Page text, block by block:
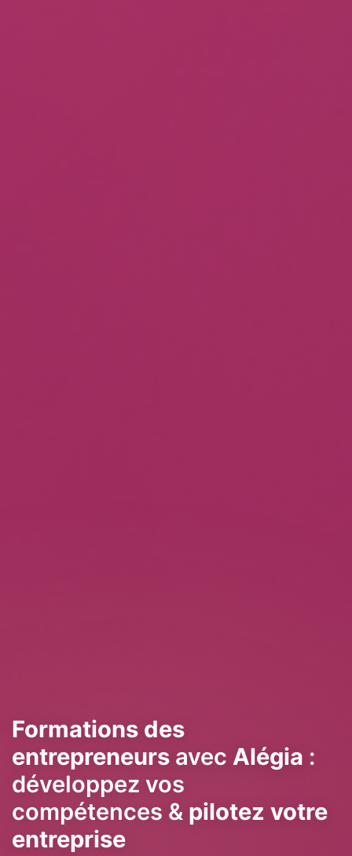
Formations des
entrepreneursavec Alégia :
développez vos
compétences & pilotez votre
entreprise